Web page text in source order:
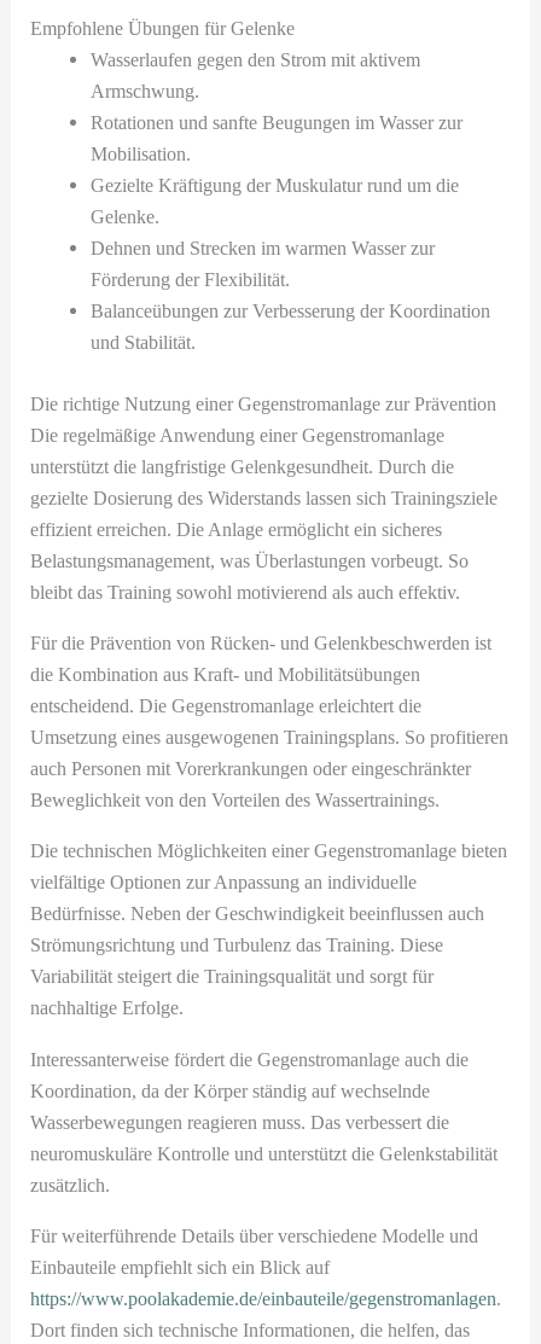
Empfohlene Übungen für Gelenke
Wasserlaufen gegen den Strom mit aktivem
Armschwung.
Rotationen und sanfte Beugungen im Wasser zur
Mobilisation.
Gezielte Kräftigung der Muskulatur rund um die
Gelenke.
Dehnen und Strecken im warmen Wasser zur
Förderung der Flexibilität.
Balanceübungen zur Verbesserung der Koordination
und Stabilität.
Die richtige Nutzung einer Gegenstromanlage zur Prävention
Die regelmäßige Anwendung einer Gegenstromanlage
unterstützt die langfristige Gelenkgesundheit. Durch die
gezielte Dosierung des Widerstands lassen sich Trainingsziele
effizient erreichen. Die Anlage ermöglicht ein sicheres
Belastungsmanagement, was Überlastungen vorbeugt. So
bleibt das Training sowohl motivierend als auch effektiv.
Für die Prävention von Rücken- und Gelenkbeschwerden ist
die Kombination aus Kraft- und Mobilitätsübungen
entscheidend. Die Gegenstromanlage erleichtert die
Umsetzung eines ausgewogenen Trainingsplans. So profitieren
auch Personen mit Vorerkrankungen oder eingeschränkter
Beweglichkeit von den Vorteilen des Wassertrainings.
Die technischen Möglichkeiten einer Gegenstromanlage bieten
vielfältige Optionen zur Anpassung an individuelle
Bedürfnisse. Neben der Geschwindigkeit beeinflussen auch
Strömungsrichtung und Turbulenz das Training. Diese
Variabilität steigert die Trainingsqualität und sorgt für
nachhaltige Erfolge.
Interessanterweise fördert die Gegenstromanlage auch die
Koordination, da der Körper ständig auf wechselnde
Wasserbewegungen reagieren muss. Das verbessert die
neuromuskuläre Kontrolle und unterstützt die Gelenkstabilität
zusätzlich.
Für weiterführende Details über verschiedene Modelle und
Einbauteile empfiehlt sich ein Blick auf
https://www.poolakademie.de/einbauteile/gegenstromanlagen.
Dort finden sich technische Informationen, die helfen, das